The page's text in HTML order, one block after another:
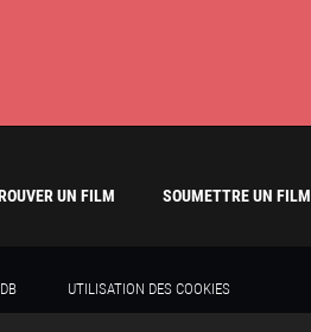
SOUMETTRE UN FILM
UN FILM
UTILISATION DES COOKIES